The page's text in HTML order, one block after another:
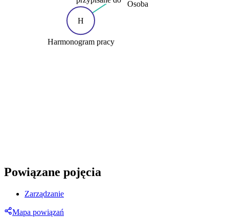
Osoba
H
Harmonogram pracy
Powiązane pojęcia
Zarządzanie
Mapa powiązań